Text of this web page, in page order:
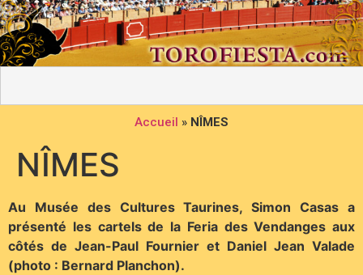
Accueil » NÎMES
NÎMES
Au Musée des Cultures Taurines, Simon Casas a
présenté les cartels de la Feria des Vendanges aux
côtés de Jean-Paul Fournier et Daniel Jean Valade
(photo : Bernard Planchon).